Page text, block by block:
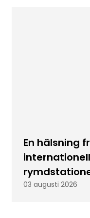
En hälsning
03 augusti 2026